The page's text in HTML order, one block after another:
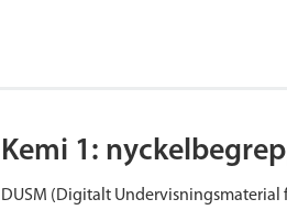
Kemi 1:
DUSM (Digitalt